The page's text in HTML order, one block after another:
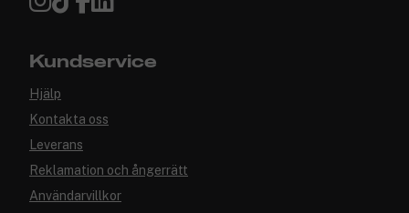
Kundservice
Hjälp
Kontakta oss
Leverans
Reklamation och ångerrätt
Användarvillkor